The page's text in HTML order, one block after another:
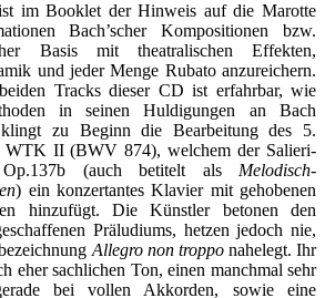
ist im Booklet der Hinweis auf die Marotte
Bach’scher Kompositionen bzw.
Basis mit theatralischen Effekten,
und jeder Menge Rubato anzureichern.
Tracks dieser CD ist erfahrbar, wie
in seinen Huldigungen an Bach
zu Beginn die Bearbeitung des 5.
WTK II (BWV 874), welchem der Salieri-
(auch betitelt als Melodisch-
) ein konzertantes Klavier mit gehobenen
hinzufügt. Die Künstler betonen den
Präludiums, hetzen jedoch nie,
Allegro non tropponahelegt. Ihr
eher sachlichen Ton, einen manchmal sehr
bei vollen Akkorden, sowie eine